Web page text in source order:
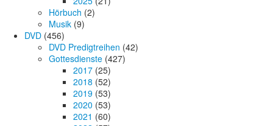
Hörbuch (2)
Musik (9)
DVD (456)
DVD Predigtreihen (42)
Gottesdienste (427)
2017 (25)
2018 (52)
2019 (53)
2020 (53)
2021 (60)